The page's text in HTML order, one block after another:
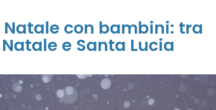
con bambini: tra
e Santa Lucia